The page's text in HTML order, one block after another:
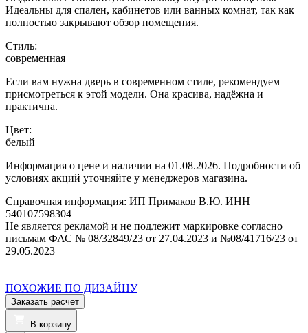
Идеальны для спален, кабинетов или ванных комнат, так как
полностью закрывают обзор помещения.
Стиль:
современная
Если вам нужна дверь в современном стиле, рекомендуем
присмотреться к этой модели. Она красива, надёжна и
практична.
Цвет:
белый
Информация о цене и наличии на 01.08.2026. Подробности об
условиях акций уточняйте у менеджеров магазина.
Справочная информация: ИП Примаков В.Ю. ИНН
540107598304
Не является рекламой и не подлежит маркировке согласно
письмам ФАС № 08/32849/23 от 27.04.2023 и №08/41716/23 от
29.05.2023
ПОХОЖИЕ ПО ДИЗАЙНУ
Заказать расчет
В корзину